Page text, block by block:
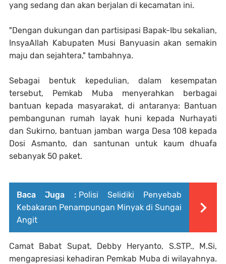
yang sedang dan akan berjalan di kecamatan ini.
"Dengan dukungan dan partisipasi Bapak-Ibu sekalian,
InsyaAllah Kabupaten Musi Banyuasin akan semakin
maju dan sejahtera," tambahnya.
Sebagai bentuk kepedulian, dalam kesempatan
tersebut, Pemkab Muba menyerahkan berbagai
bantuan kepada masyarakat, di antaranya: Bantuan
pembangunan rumah layak huni kepada Nurhayati
dan Sukirno, bantuan jamban warga Desa 108 kepada
Dosi Asmanto, dan santunan untuk kaum dhuafa
sebanyak 50 paket.
Baca Juga : Polisi Selidiki Penyebab
Kebakaran Penampungan Minyak di Sungai
Angit
Camat Babat Supat, Debby Heryanto, S.STP., M.Si,
mengapresiasi kehadiran Pemkab Muba di wilayahnya.